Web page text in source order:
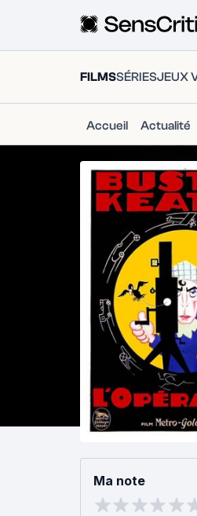
FILMSSÉRIESJEUX
Accueil Actualité
Ma note